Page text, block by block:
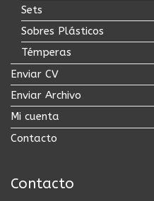
Sets
Sobres Plásticos
Témperas
Enviar CV
Enviar Archivo
Mi cuenta
Contacto
Contacto